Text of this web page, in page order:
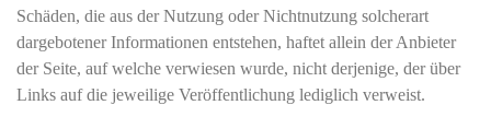
Schäden, die aus der Nutzung oder Nichtnutzung solcherart
dargebotener Informationen entstehen, haftet allein der Anbieter
der Seite, auf welche verwiesen wurde, nicht derjenige, der über
Links auf die jeweilige Veröffentlichung lediglich verweist.